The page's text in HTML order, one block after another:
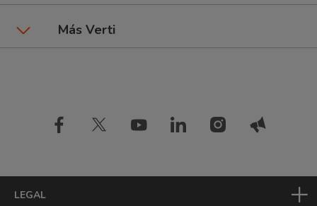
Seguros de Hogar
Dar un parte
Tipos de pago
Seguros por marca de coche
Diccionario de seguros
Más Verti
Opiniones Verti
Ahorra con Verti Driver
LEGAL